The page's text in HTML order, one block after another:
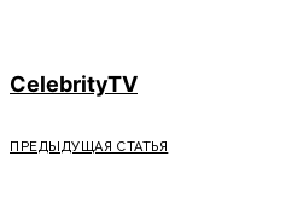
CelebrityTV
ПРЕДЫДУЩАЯ СТАТЬЯ